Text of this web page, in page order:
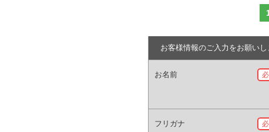
お客様情報のご入力をお願いし
お名前
フリガナ